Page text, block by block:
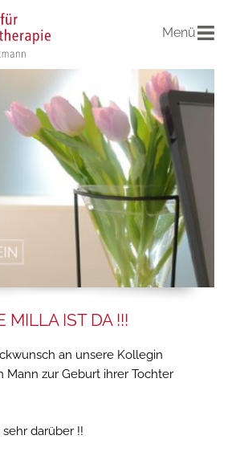
Menü
MILLA IST DA !!!
an unsere Kollegin
Mann zur Geburt ihrer Tochter
darüber !!